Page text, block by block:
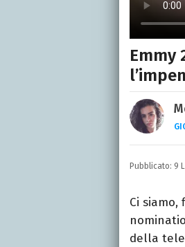
Emmy
e
Pubblicato: 9
Ci siamo,
della